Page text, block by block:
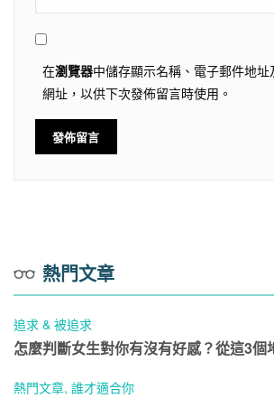
在瀏覽器中儲存顯示名稱、電子郵件地址
網址，以供下次發佈留言時使用。
熱門文章
追求 & 被追求
怎麼判斷女生對你有沒有好感？從這3個
熱門文章, 誰才適合你